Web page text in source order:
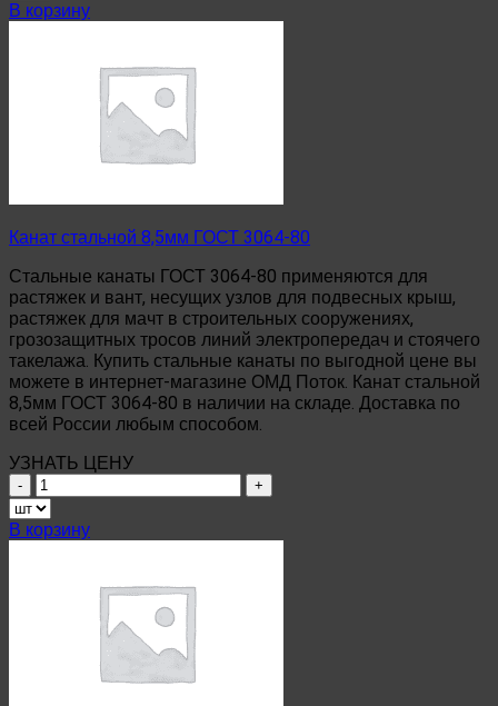
Канат
стальной
В корзину
Канат стальной 8,5мм ГОСТ 3064-80
Стальные канаты ГОСТ 3064-80 применяются для
растяжек и вант, несущих узлов для подвесных крыш,
растяжек для мачт в строительных сооружениях,
грозозащитных тросов линий электропередач и стоячего
такелажа. Купить стальные канаты по выгодной цене вы
можете в интернет-магазине ОМД Поток. Канат стальной
8,5мм ГОСТ 3064-80 в наличии на складе. Доставка по
всей России любым способом.
УЗНАТЬ ЦЕНУ
Количество
товара
Канат
стальной
В корзину